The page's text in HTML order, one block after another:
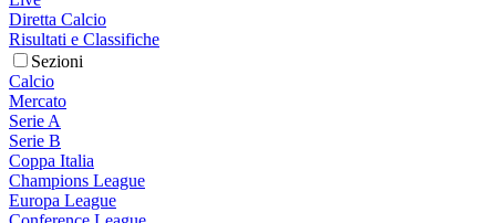
Diretta Calcio
Risultati e Classifiche
Sezioni
Calcio
Mercato
Serie A
Serie B
Coppa Italia
Champions League
Europa League